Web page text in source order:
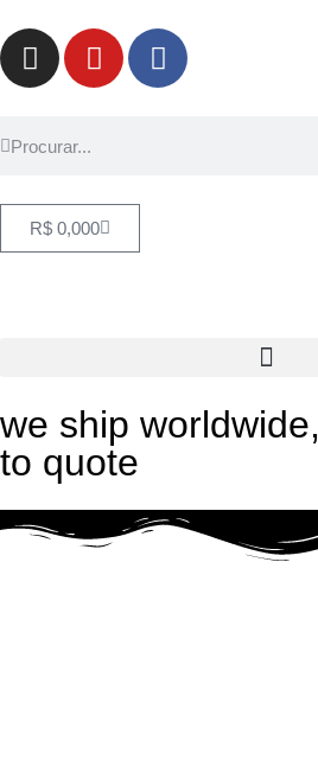
R$ 0,000
we ship
to quote